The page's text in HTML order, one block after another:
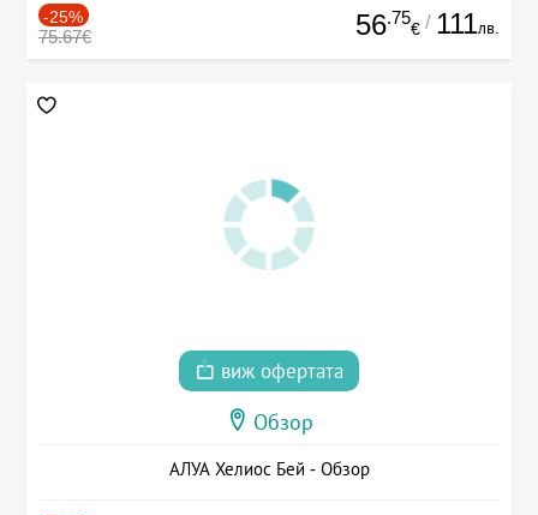
-25%
75.67€ 56.75
€ / 111лв.
виж офертата
Обзор
АЛУА Хелиос Бей - Обзор